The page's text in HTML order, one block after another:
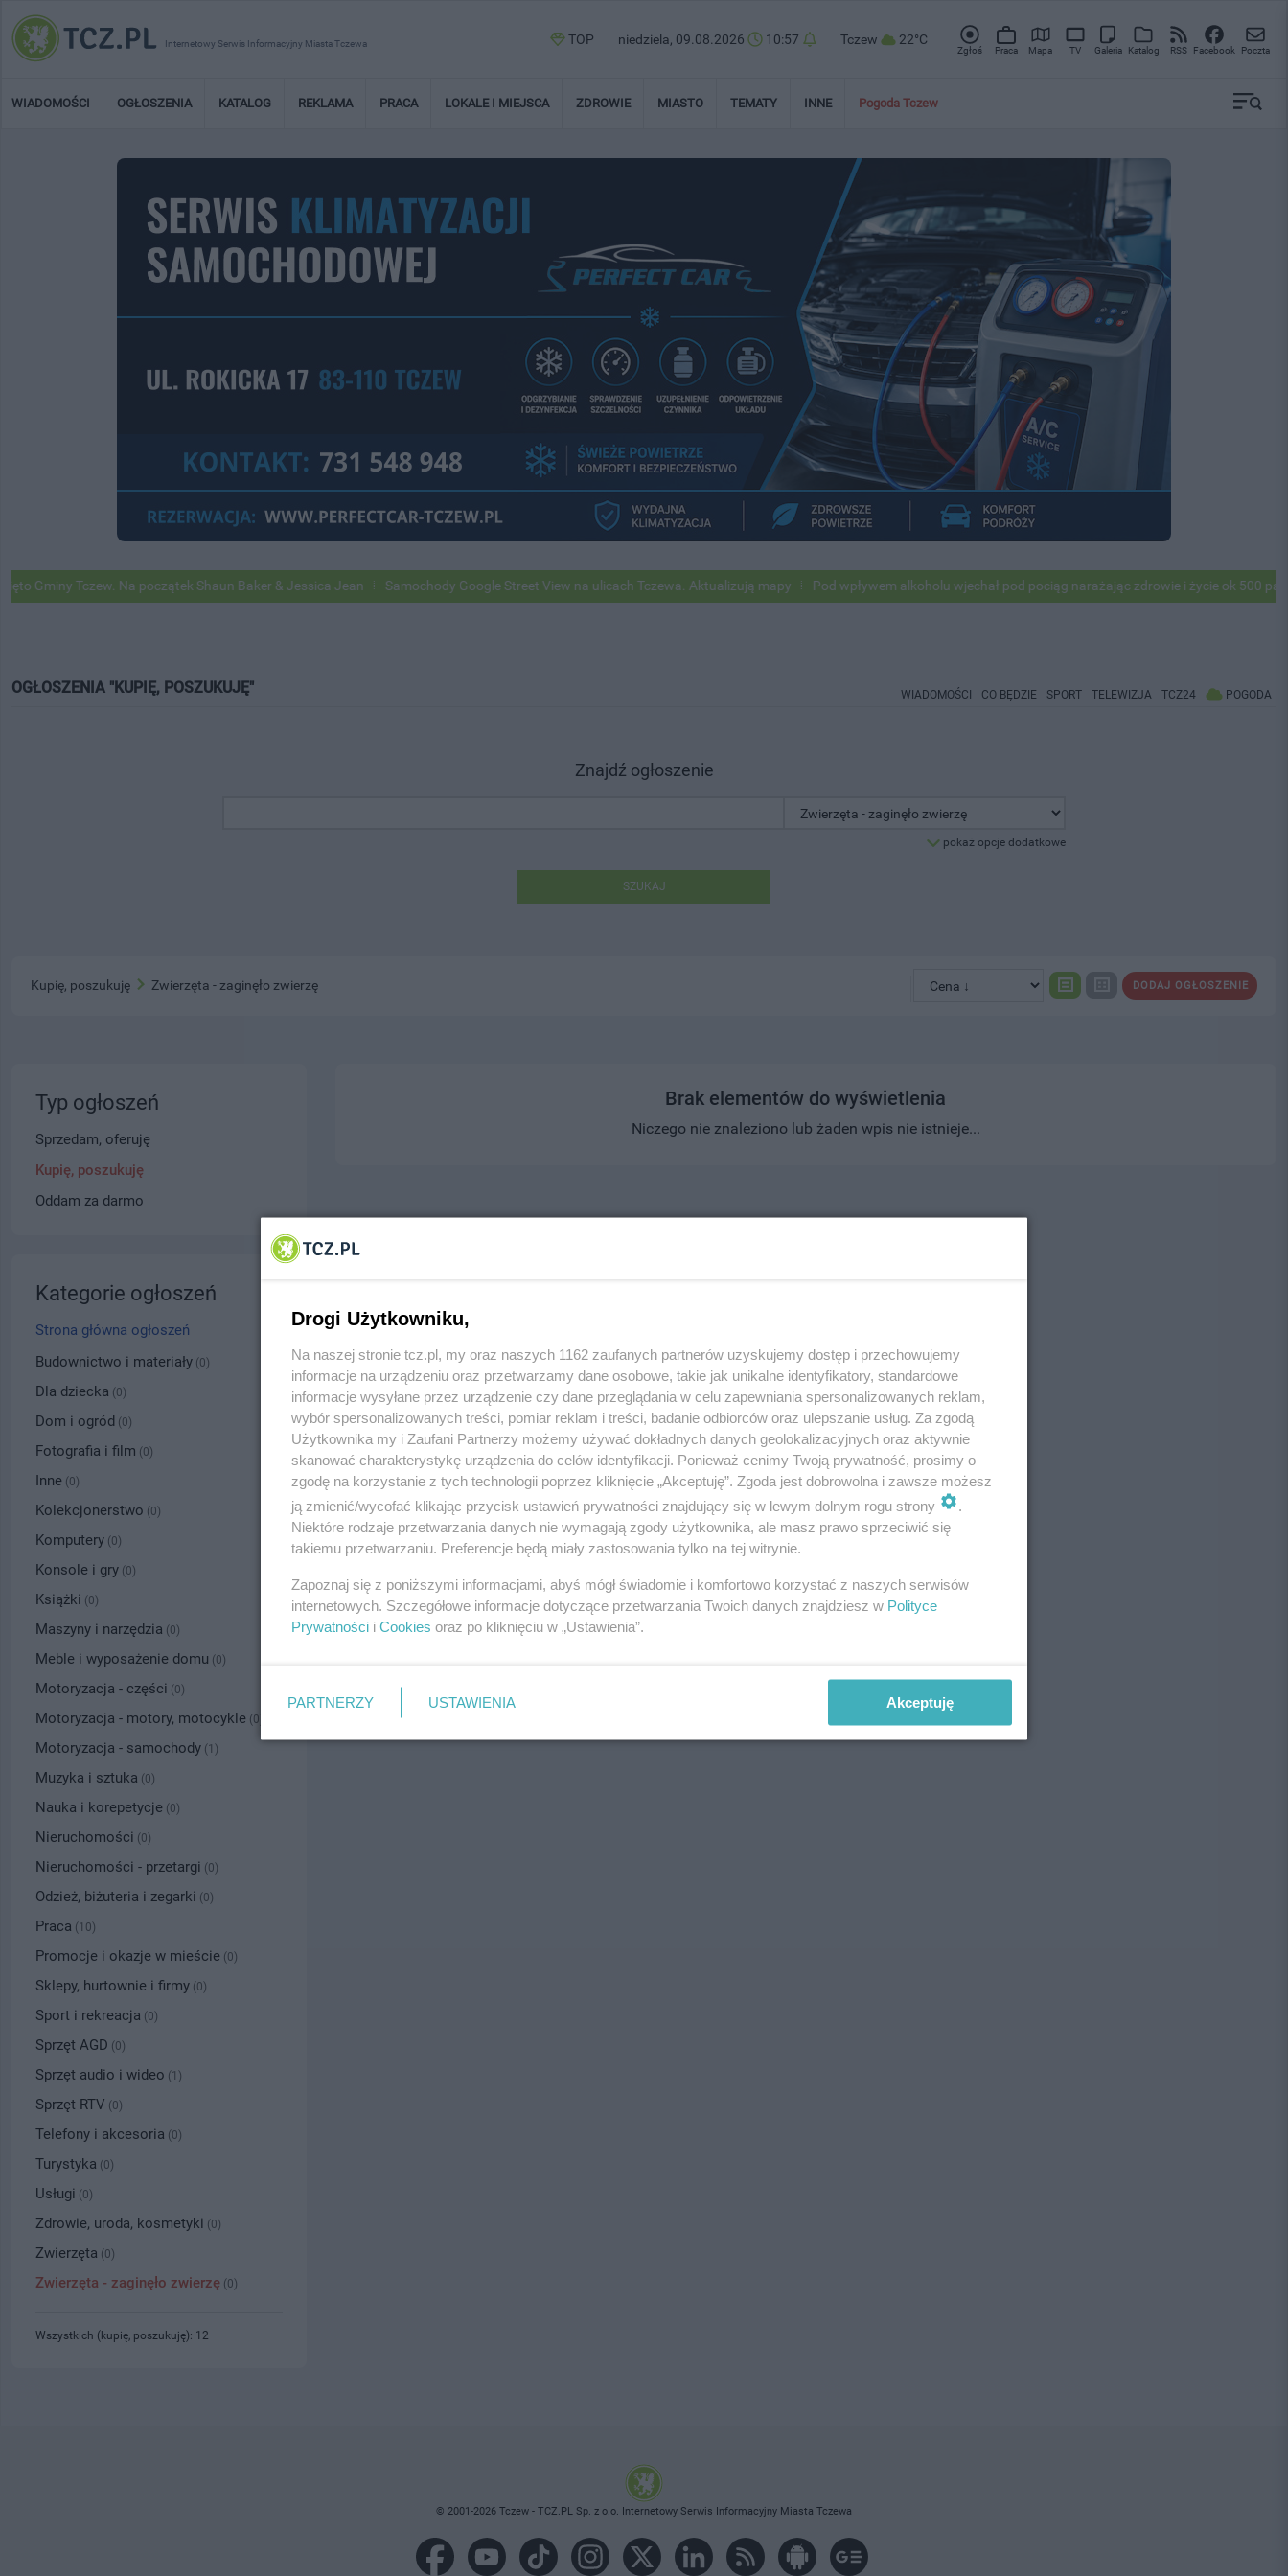
Internetowy Serwis Informacyjny Miasta Tczewa TOP niedziela, 09.08.2026 10:57 Tczew 22°C
Zgłoś Praca Mapa TV Galeria Katalog RSS Facebook Poczta
WIADOMOŚCI OGŁOSZENIA KATALOG REKLAMA PRACA LOKALE I MIEJSCA ZDROWIE MIASTO TEMATY INNE Pogoda Tczew
Tczew. Na początek Shaun Baker & Jessica Jean Samochody Google Street View na ulicach Tczewa. Aktualizują mapy Pod wpływem alkoholu wjechał pod pociąg narażając zdrowie i życie ok 500
OGŁOSZENIA "KUPIĘ, POSZUKUJĘ" WIADOMOŚCI CO BĘDZIE SPORT TELEWIZJA TCZ24 POGODA
Znajdź ogłoszenie
pokaż opcje dodatkowe
SZUKAJ
DODAJ OGŁOSZENIE
Kupię, poszukuję Zwierzęta - zaginęło zwierzę
Brak elementów do wyświetlenia
Niczego nie znaleziono lub żaden wpis nie istnieje...
Typ ogłoszeń
Sprzedam, oferuję
Kupię, poszukuję
Oddam za darmo
Kategorie ogłoszeń
Strona główna ogłoszeń
Budownictwo i materiały (0)
Dla dziecka (0)
Dom i ogród (0)
Fotografia i film (0)
Inne (0)
Kolekcjonerstwo (0)
Komputery (0)
Konsole i gry (0)
Książki (0)
Maszyny i narzędzia (0)
Meble i wyposażenie domu (0)
Motoryzacja - części (0)
Motoryzacja - motory, motocykle (0)
Motoryzacja - samochody (1)
Muzyka i sztuka (0)
Nauka i korepetycje (0)
Nieruchomości (0)
Nieruchomości - przetargi (0)
Odzież, biżuteria i zegarki (0)
Praca (10)
Promocje i okazje w mieście (0)
Sklepy, hurtownie i firmy (0)
Sport i rekreacja (0)
Sprzęt AGD (0)
Sprzęt audio i wideo (1)
Sprzęt RTV (0)
Telefony i akcesoria (0)
Turystyka (0)
Usługi (0)
Zdrowie, uroda, kosmetyki (0)
Zwierzęta (0)
Zwierzęta - zaginęło zwierzę (0)
Wszystkich (kupię, poszukuję): 12
© 2001-2026 Tczew - TCZ.PL Sp. z o.o. Internetowy Serwis Informacyjny Miasta Tczewa
Drogi Użytkowniku,
Na naszej stronie tcz.pl, my oraz naszych 1162 zaufanych partnerów uzyskujemy dostęp i przechowujemy
informacje na urządzeniu oraz przetwarzamy dane osobowe, takie jak unikalne identyfikatory, standardowe
informacje wysyłane przez urządzenie czy dane przeglądania w celu zapewniania spersonalizowanych reklam,
wybór spersonalizowanych treści, pomiar reklam i treści, badanie odbiorców oraz ulepszanie usług. Za zgodą
Użytkownika my i Zaufani Partnerzy możemy używać dokładnych danych geolokalizacyjnych oraz aktywnie
skanować charakterystykę urządzenia do celów identyfikacji. Ponieważ cenimy Twoją prywatność, prosimy o
zgodę na korzystanie z tych technologii poprzez kliknięcie „Akceptuję”. Zgoda jest dobrowolna i zawsze możesz
ją zmienić/wycofać klikając przycisk ustawień prywatności znajdujący się w lewym dolnym rogu strony
Niektóre rodzaje przetwarzania danych nie wymagają zgody użytkownika, ale masz prawo sprzeciwić się
takiemu przetwarzaniu. Preferencje będą miały zastosowania tylko na tej witrynie.
Zapoznaj się z poniższymi informacjami, abyś mógł świadomie i komfortowo korzystać z naszych serwisów
internetowych. Szczegółowe informacje dotyczące przetwarzania Twoich danych znajdziesz w Polityce
Prywatności i Cookies oraz po kliknięciu w „Ustawienia”.
PARTNERZY USTAWIENIA Akceptuję